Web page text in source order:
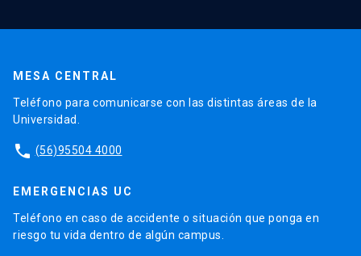
MESA CENTRAL
Teléfono para comunicarse con las distintas áreas de la
Universidad.
phone (56)95504 4000
EMERGENCIAS UC
Teléfono en caso de accidente o situación que ponga en
riesgo tu vida dentro de algún campus.